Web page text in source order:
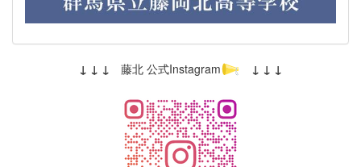
↓ ↓ ↓ 藤北 公式Instagram ↓ ↓ ↓